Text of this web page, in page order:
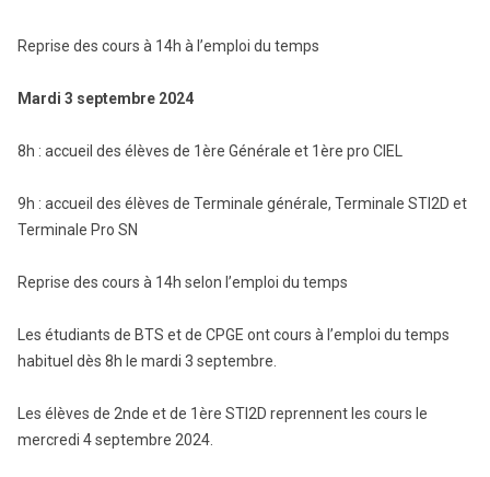
Reprise des cours à 14h à l’emploi du temps
Mardi 3 septembre 2024
8h : accueil des élèves de 1ère Générale et 1ère pro CIEL
9h : accueil des élèves de Terminale générale, Terminale STI2D et
Terminale Pro SN
Reprise des cours à 14h selon l’emploi du temps
Les étudiants de BTS et de CPGE ont cours à l’emploi du temps
habituel dès 8h le mardi 3 septembre.
Les élèves de 2nde et de 1ère STI2D reprennent les cours le
mercredi 4 septembre 2024.